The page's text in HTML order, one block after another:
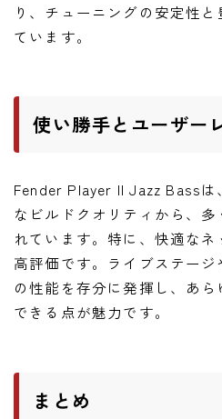
り、チューニングの安定性
ています。
使い勝手とユーザー
Fender Player II Jazz Bass
なビルドクオリティから、
れています。特に、快適な
高評価です。ライブステー
の性能を存分に発揮し、あ
できる点が魅力です。
まとめ